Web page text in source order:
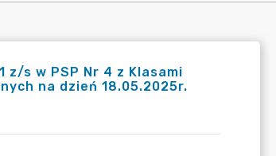
z/s w PSP Nr 4 z Klasami
na dzień 18.05.2025r.